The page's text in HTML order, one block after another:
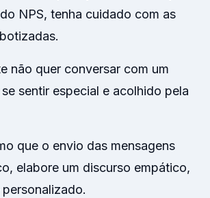
NPS, tenha cuidado com as
não quer conversar com um
sentir especial e acolhido pela
que o envio das mensagens
elabore um discurso empático,